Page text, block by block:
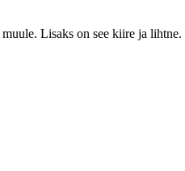
Lisaks on see kiire ja lihtne.